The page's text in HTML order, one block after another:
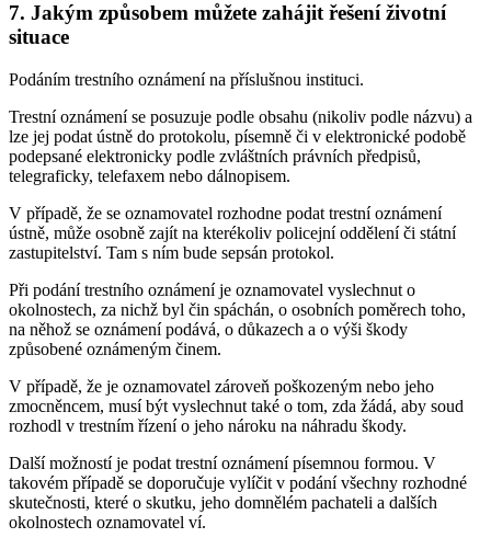
7. Jakým způsobem můžete zahájit řešení životní
situace
Podáním trestního oznámení na příslušnou instituci.
Trestní oznámení se posuzuje podle obsahu (nikoliv podle názvu) a
lze jej podat ústně do protokolu, písemně či v elektronické podobě
podepsané elektronicky podle zvláštních právních předpisů,
telegraficky, telefaxem nebo dálnopisem.
V případě, že se oznamovatel rozhodne podat trestní oznámení
ústně, může osobně zajít na kterékoliv policejní oddělení či státní
zastupitelství. Tam s ním bude sepsán protokol.
Při podání trestního oznámení je oznamovatel vyslechnut o
okolnostech, za nichž byl čin spáchán, o osobních poměrech toho,
na něhož se oznámení podává, o důkazech a o výši škody
způsobené oznámeným činem.
V případě, že je oznamovatel zároveň poškozeným nebo jeho
zmocněncem, musí být vyslechnut také o tom, zda žádá, aby soud
rozhodl v trestním řízení o jeho nároku na náhradu škody.
Další možností je podat trestní oznámení písemnou formou. V
takovém případě se doporučuje vylíčit v podání všechny rozhodné
skutečnosti, které o skutku, jeho domnělém pachateli a dalších
okolnostech oznamovatel ví.